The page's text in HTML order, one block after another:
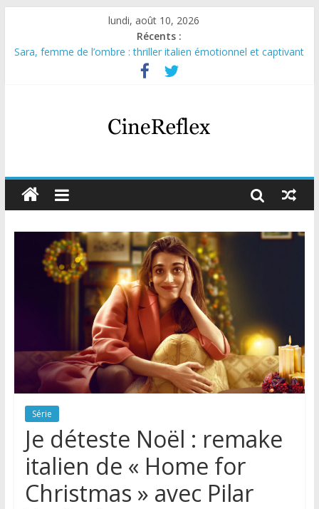
lundi, août 10, 2026
Récents :
Sara, femme de l’ombre : thriller italien émotionnel et captivant
Journal d’une fille larguée : nouvelle série suédoise sur Netflix
Aema : mini-série sur le tournage d’un film érotique devenu
Glass Heart : excellente série musicale avec Takeru Satō
Olympo, saison 1 : nouvelle série qui séduira les fans de
Série
Je déteste Noël : remake
italien de « Home for
Christmas » avec Pilar